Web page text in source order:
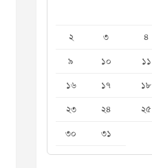
২
৩ ৪
৯
১০ ১১
১৬
১৭ ১৮
২৩
২৪ ২৫
৩০
৩১